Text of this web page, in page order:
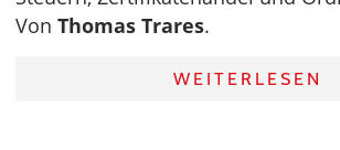
Von Thomas Trares.
WEITERLESEN